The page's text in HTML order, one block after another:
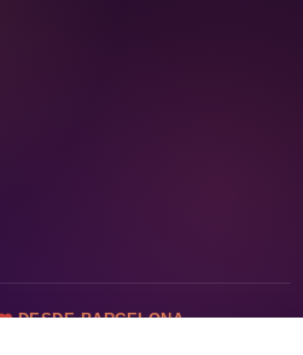
DESDE BARCELONA